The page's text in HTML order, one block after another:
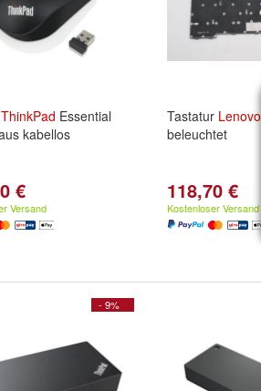
ThinkPad Essential
kabellos
€
Versand
Tastatur Lenovo
beleuchtet
118,70 €
Kostenloser Versand
- 9%